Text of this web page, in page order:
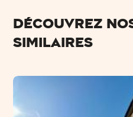
Découvrez
similaires